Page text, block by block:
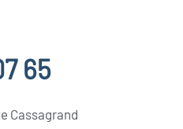
65
Cassagrand